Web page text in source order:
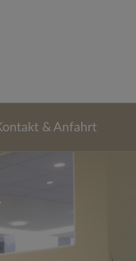
& Anfahrt